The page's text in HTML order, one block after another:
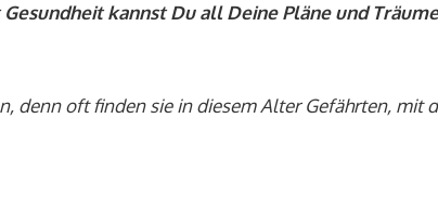
kannst Du all Deine Pläne und Träume
denn oft finden sie in diesem Alter Gefährten, mit